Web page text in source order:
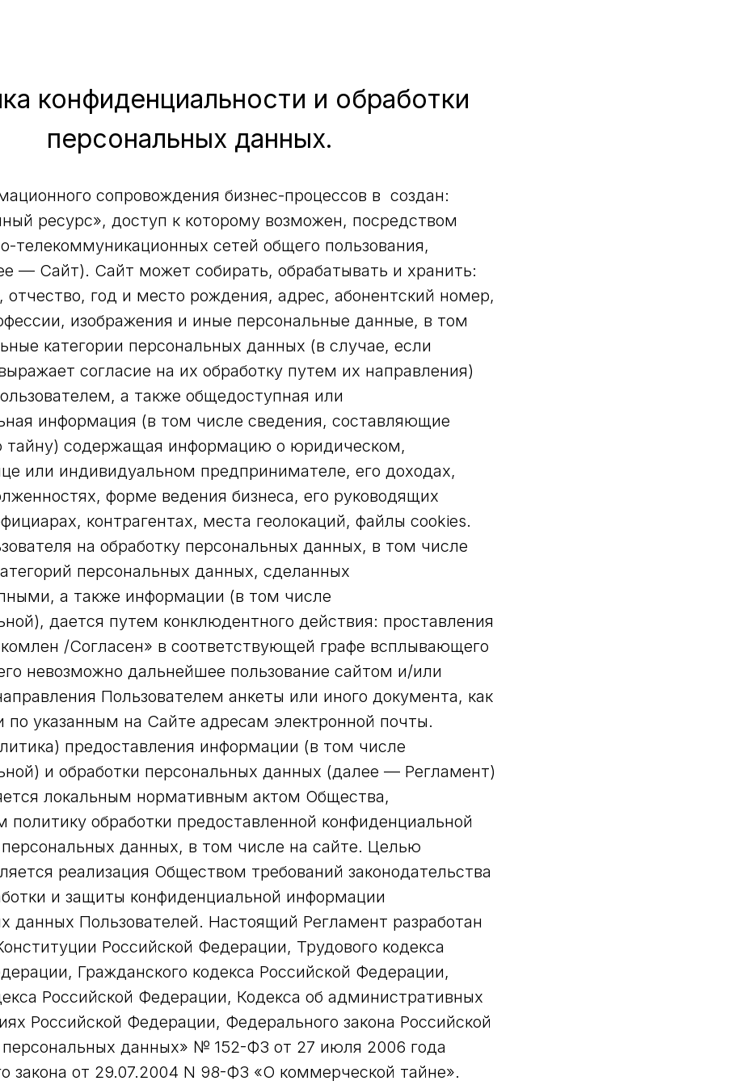
конфиденциальности и обработки
персональных данных.
сопровождения бизнес-процессов в создан:
ресурс», доступ к которому возможен, посредством
телекоммуникационных сетей общего пользования,
— Сайт). Сайт может собирать, обрабатывать и хранить:
год и место рождения, адрес, абонентский номер,
изображения и иные персональные данные, в том
категории персональных данных (в случае, если
согласие на их обработку путем их направления)
а также общедоступная или
информация (в том числе сведения, составляющие
тайну) содержащая информацию о юридическом,
или индивидуальном предпринимателе, его доходах,
форме ведения бизнеса, его руководящих
контрагентах, места геолокаций, файлы cookies.
на обработку персональных данных, в том числе
персональных данных, сделанных
а также информации (в том числе
дается путем конклюдентного действия: проставления
/Согласен» в соответствующей графе всплывающего
невозможно дальнейшее пользование сайтом и/или
Пользователем анкеты или иного документа, как
по указанным на Сайте адресам электронной почты.
предоставления информации (в том числе
и обработки персональных данных (далее — Регламент)
локальным нормативным актом Общества,
обработки предоставленной конфиденциальной
данных, в том числе на сайте. Целью
реализация Обществом требований законодательства
и защиты конфиденциальной информации
данных Пользователей. Настоящий Регламент разработан
Российской Федерации, Трудового кодекса
Гражданского кодекса Российской Федерации,
Российской Федерации, Кодекса об административных
Российской Федерации, Федерального закона Российской
данных» № 152-ФЗ от 27 июля 2006 года
закона от 29.07.2004 N 98-ФЗ «О коммерческой тайне».